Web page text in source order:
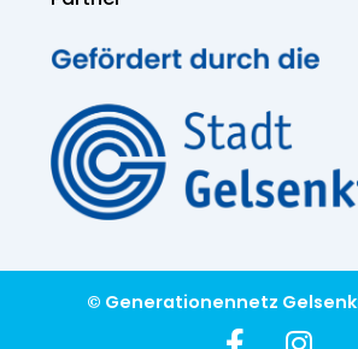
© Generationennetz